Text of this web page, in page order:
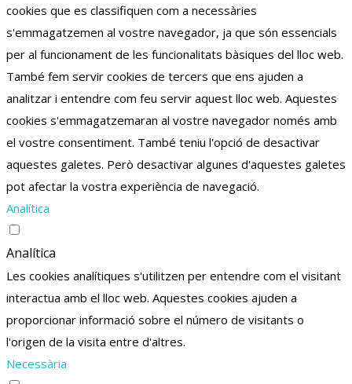
cookies que es classifiquen com a necessàries
s'emmagatzemen al vostre navegador, ja que són essencials
per al funcionament de les funcionalitats bàsiques del lloc web.
També fem servir cookies de tercers que ens ajuden a
analitzar i entendre com feu servir aquest lloc web. Aquestes
cookies s'emmagatzemaran al vostre navegador només amb
el vostre consentiment. També teniu l'opció de desactivar
aquestes galetes. Però desactivar algunes d'aquestes galetes
pot afectar la vostra experiència de navegació.
Analítica
Analítica
Les cookies analítiques s'utilitzen per entendre com el visitant
interactua amb el lloc web. Aquestes cookies ajuden a
proporcionar informació sobre el número de visitants o
l'origen de la visita entre d'altres.
Necessària